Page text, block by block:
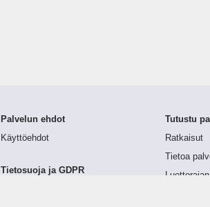
Palvelun ehdot
Käyttöehdot
Tietosuoja ja GDPR
Tutustu
Ratkaisut
Tietoa